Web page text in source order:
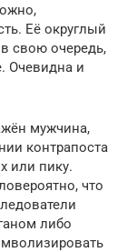
Её округлый
свою очередь,
Очевидна и
мужчина,
контрапоста
или пику.
что
либо